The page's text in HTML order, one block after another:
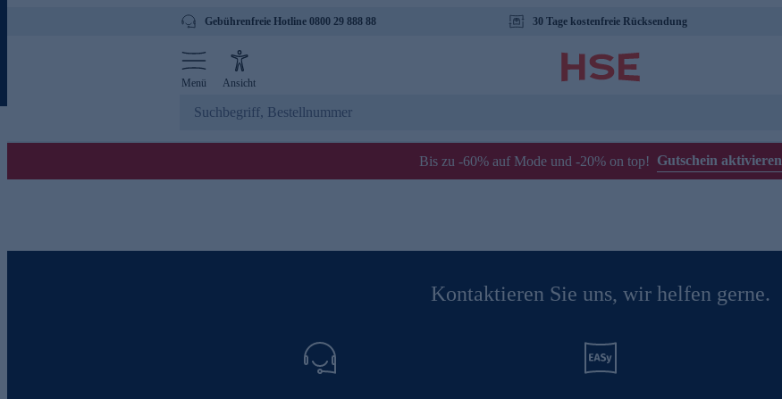
Gebührenfreie Hotline 0800 29 888 88 30 Tage kostenfreie Rücksendung
Menü Ansicht
Bis zu -60% auf Mode und -20% on top! Gutschein aktivieren
Kontaktieren Sie uns, wir helfen gerne.